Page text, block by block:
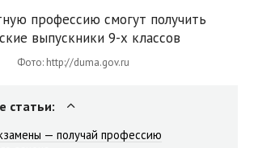
Фото: http://duma.gov.ru
статьи:
— получай профессию